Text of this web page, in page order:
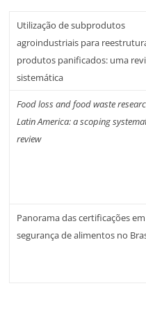
Utilização de subprodutos
agroindustriais para
produtos panificados: uma
sistemática
Food loss and food waste
Latin America: a scoping
review
Panorama das certificações em
segurança de alimentos no